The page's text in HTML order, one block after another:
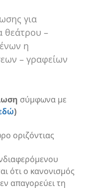
για
θεάτρου –
η
– γραφείων
σύμφωνα με
)
οριζόντιας
ότι ο κανονισμός
απαγορεύει τη